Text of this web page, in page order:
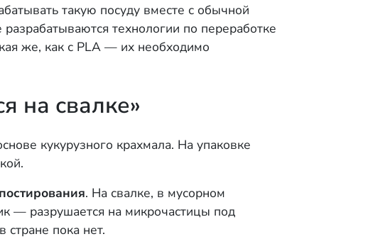
такую посуду вместе с обычной
технологии по переработке
же, как с PLA — их необходимо
на свалке»
кукурузного крахмала. На упаковке
. На свалке, в мусорном
— разрушается на микрочастицы под
пока нет.